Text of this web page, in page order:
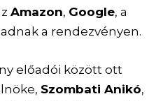
Amazon, Google, a
a rendezvényen.
előadói között ott
Szombati Anikó,